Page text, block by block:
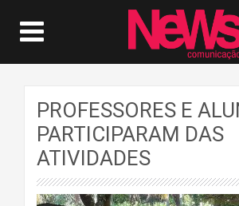
PROFESSORES E
PARTICIPARAM DAS
ATIVIDADES